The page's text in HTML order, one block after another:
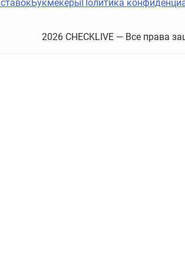
Букмекеры Политика
2026 CHECKLIVE — Все права